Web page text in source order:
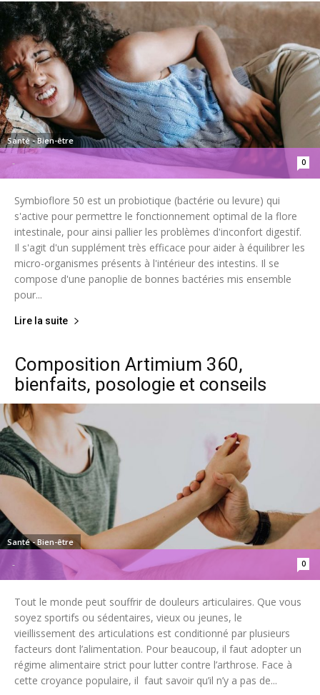
- 0
Santé - Bien-être
Symbioflore 50 est un probiotique (bactérie ou levure) qui
s'active pour permettre le fonctionnement optimal de la flore
intestinale, pour ainsi pallier les problèmes d'inconfort digestif.
Il s'agit d'un supplément très efficace pour aider à équilibrer les
micro-organismes présents à l'intérieur des intestins. Il se
compose d'une panoplie de bonnes bactéries mis ensemble
pour...
Lire la suite
Composition Artimium 360,
bienfaits, posologie et conseils
- 0
Santé - Bien-être
Tout le monde peut souffrir de douleurs articulaires. Que vous
soyez sportifs ou sédentaires, vieux ou jeunes, le
vieillissement des articulations est conditionné par plusieurs
facteurs dont l’alimentation. Pour beaucoup, il faut adopter un
régime alimentaire strict pour lutter contre l’arthrose. Face à
cette croyance populaire, il faut savoir qu’il n’y a pas de...